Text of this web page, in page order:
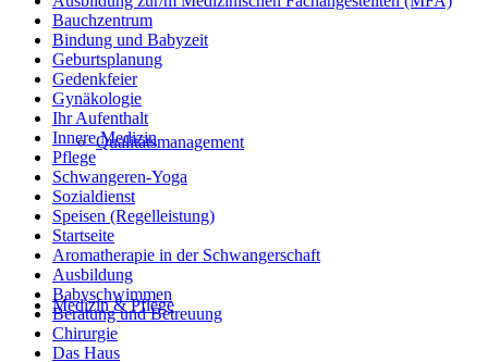
Qualitätsmanagement
Medizin & Pflege
Bauchzentrum
Bindung und Babyzeit
Geburtsplanung
Gedenkfeier
Gynäkologie
Ihr Aufenthalt
Innere Medizin
Pflege
Schwangeren-Yoga
Sozialdienst
Speisen (Regelleistung)
Startseite
Aromatherapie in der Schwangerschaft
Ausbildung
Babyschwimmen
Beratung und Betreuung
Chirurgie
Das Haus